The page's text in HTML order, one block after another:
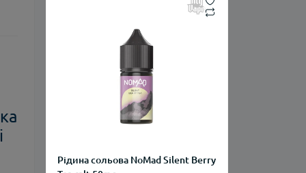
Рідина сольова NoMad Silent Berry